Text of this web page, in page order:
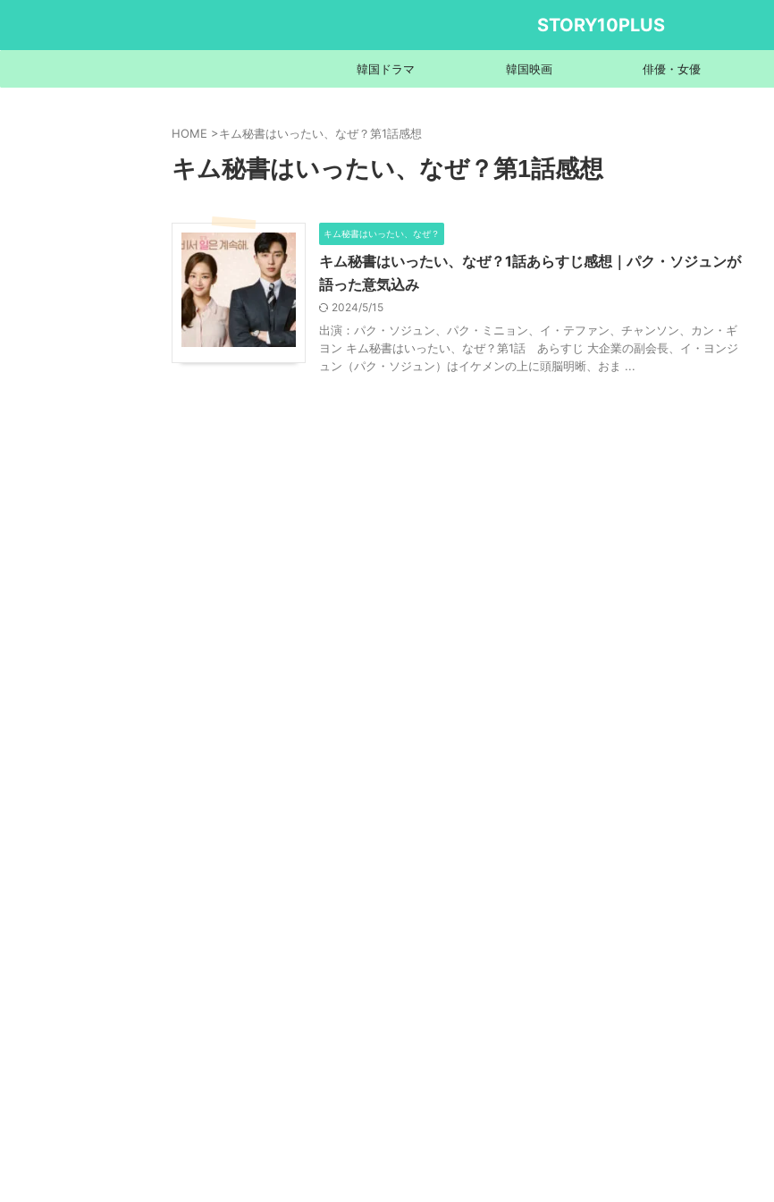
STORY10PLUS
韓国ドラマ 韓国映画 俳優・女優
HOME >キム秘書はいったい、なぜ？第1話感想
キム秘書はいったい、なぜ？第1話感想
キム秘書はいったい、なぜ？
キム秘書はいったい、なぜ？1話あらすじ感想｜パク・ソジュンが
語った意気込み
2024/5/15
出演：パク・ソジュン、パク・ミニョン、イ・テファン、チャンソン、カン・ギ
ヨン キム秘書はいったい、なぜ？第1話 あらすじ 大企業の副会長、イ・ヨンジ
ュン（パク・ソジュン）はイケメンの上に頭脳明晰、おま ...